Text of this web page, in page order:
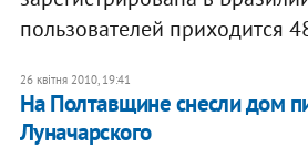
пользователей приходится
26 квітня 2010, 19:41
На Полтавщине снесли дом
Луначарского